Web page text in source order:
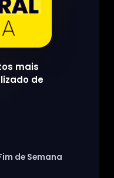
mais
de
de Semana